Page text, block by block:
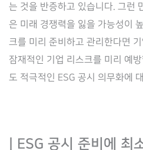
는 것을 반증하고 있습니다. 그런
은 미래 경쟁력을 잃을 가능성이
크를 미리 준비하고 관리한다면
잠재적인 기업 리스크를 미리 예
도 적극적인 ESG 공시 의무화에
| ESG 공시 준비에 최